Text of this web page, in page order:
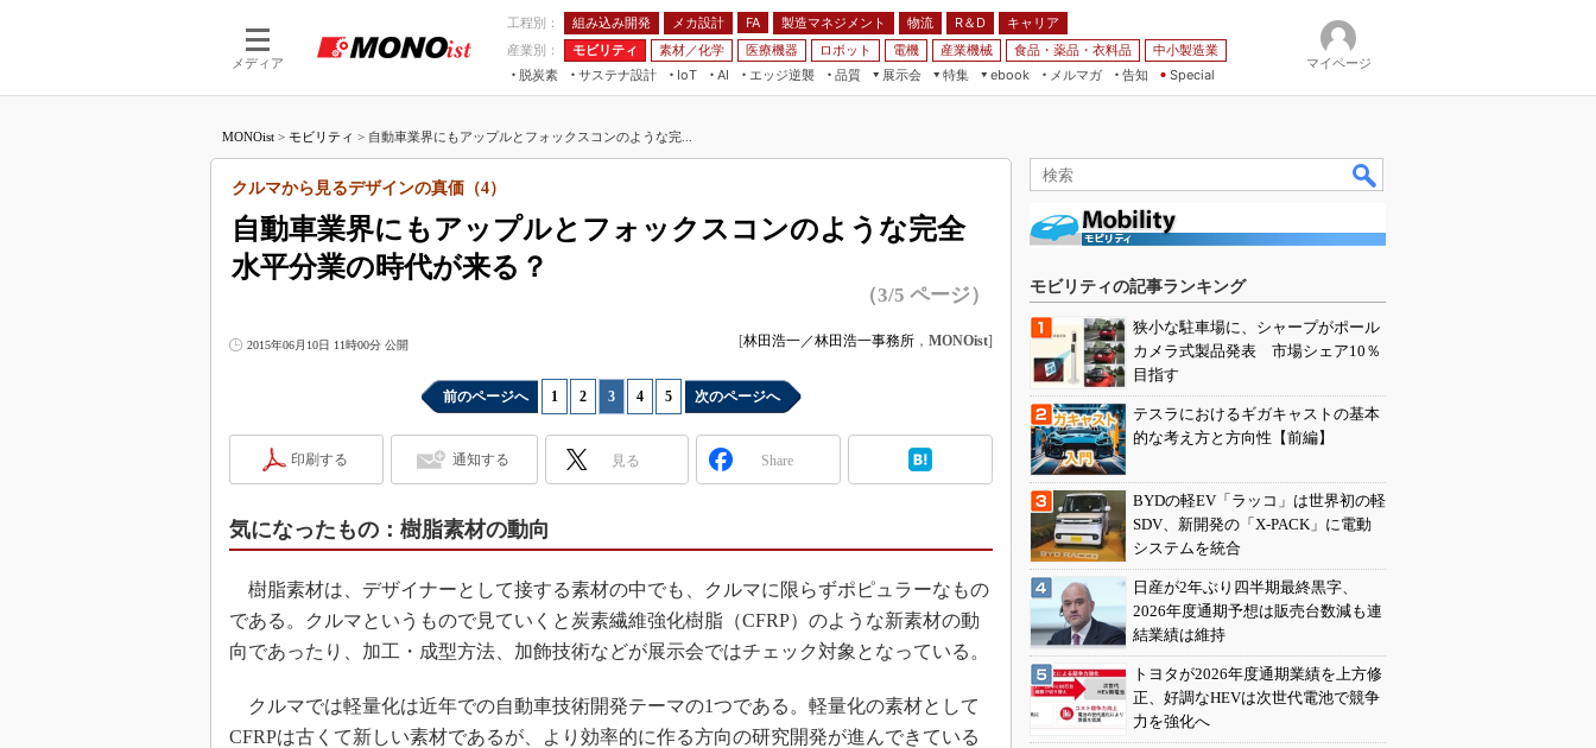
メディア
工程別： 組み込み開発 メカ設計 FA 製造マネジメント 物流 R＆D
キャリア
産業別：
モビリティ 素材／化学 医療機器 ロボット 電機 産業機械 食品・薬品・衣料品
中小製造業
脱炭素
サステナ設計
IoT
つながる工場
つながるサービス
AI
AI×設備保全
エッジ逆襲 品質
展示会
JIMTOF
IIFES
TECHNO-FRONTIER
スマート工場EXPO
日本ものづくりワールド
産業オープンネット展
特集
Windows Embedded
ISO26262
S＆OP
インダストリー4.0
製造業ビッグデータ
ebook
メルマガ
告知 Special
マイページ
MONOist > モビリティ > 自動車業界にもアップルとフォックスコンのような完...
自動車業界にもアップルとフォックスコンのような完全
水平分業の時代が来る？
クルマから見るデザインの真価（4）
（3/5 ページ）
2015年06月10日 11時00分 公開 [林田浩一／林田浩一事務所 ， MONOist]
前のページへ 1 2 3 4 5 次のページへ
印刷する 通知する 見る Share
気になったもの：樹脂素材の動向
樹脂素材は、デザイナーとして接する素材の中でも、クルマに限らずポピュラーなもの
である。クルマというもので見ていくと炭素繊維強化樹脂（CFRP）のような新素材の動
向であったり、加工・成型方法、加飾技術などが展示会ではチェック対象となっている。
クルマでは軽量化は近年での自動車技術開発テーマの1つである。軽量化の素材として
CFRPは古くて新しい素材であるが、より効率的に作る方向の研究開発が進んできている
モビリティの記事ランキング
狭小な駐車場に、シャープがポール
カメラ式製品発表 市場シェア10％
目指す
テスラにおけるギガキャストの基本
的な考え方と方向性【前編】
BYDの軽EV「ラッコ」は世界初の軽
SDV、新開発の「X-PACK」に電動
システムを統合
日産が2年ぶり四半期最終黒字、
2026年度通期予想は販売台数減も連
結業績は維持
トヨタが2026年度通期業績を上方修
正、好調なHEVは次世代電池で競争
力を強化へ